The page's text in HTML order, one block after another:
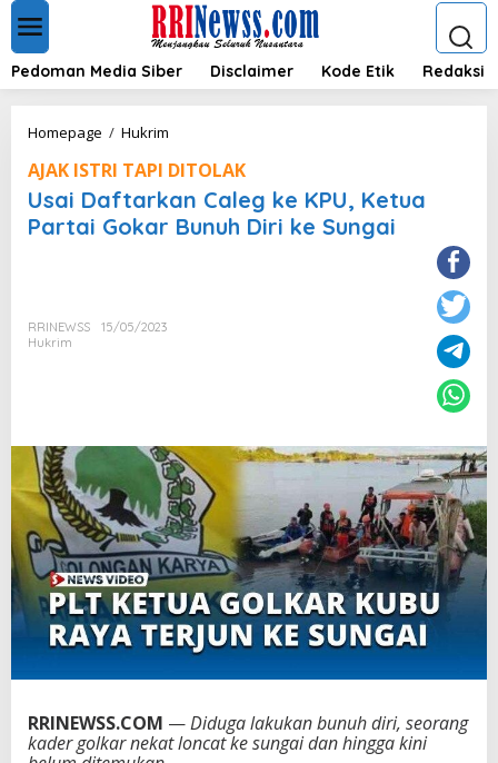
t
Pedoman Media Siber Disclaimer Kode Etik Redaksi
Homepage / Hukrim
a
D
e
g
k
e
K
P
U
,
K
e
t
a
r
AJAK ISTRI TAPI DITOLAK
Usai Daftarkan Caleg ke KPU, Ketua
Partai Gokar Bunuh Diri ke Sungai
RRINEWSS
15/05/2023
Hukrim
RRINEWSS.COM —Diduga lakukan bunuh diri, seorang
kader golkar nekat loncat ke sungai dan hingga kini